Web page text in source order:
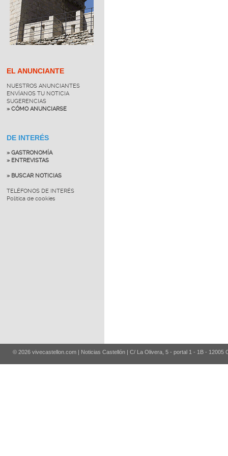
EL ANUNCIANTE
NUESTROS ANUNCIANTES
ENVÍANOS TU NOTICIA
SUGERENCIAS
» CÓMO ANUNCIARSE
DE INTERÉS
» GASTRONOMÍA
» ENTREVISTAS
» BUSCAR NOTICIAS
TELÉFONOS DE INTERÉS
Política de cookies
© 2026 vivecastellon.com | Noticias Castellón | C/ La Olivera, 5 - portal 1 - 1B - 12005